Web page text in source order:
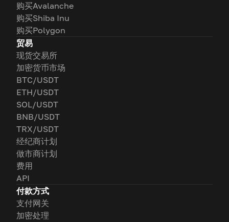
购买Avalanche
购买Shiba Inu
购买Polygon
贸易
现货交易所
加密货币市场
BTC/USDT
ETH/USDT
SOL/USDT
BNB/USDT
TRX/USDT
经纪商计划
做市商计划
费用
API
付款方式
支付网关
加密处理